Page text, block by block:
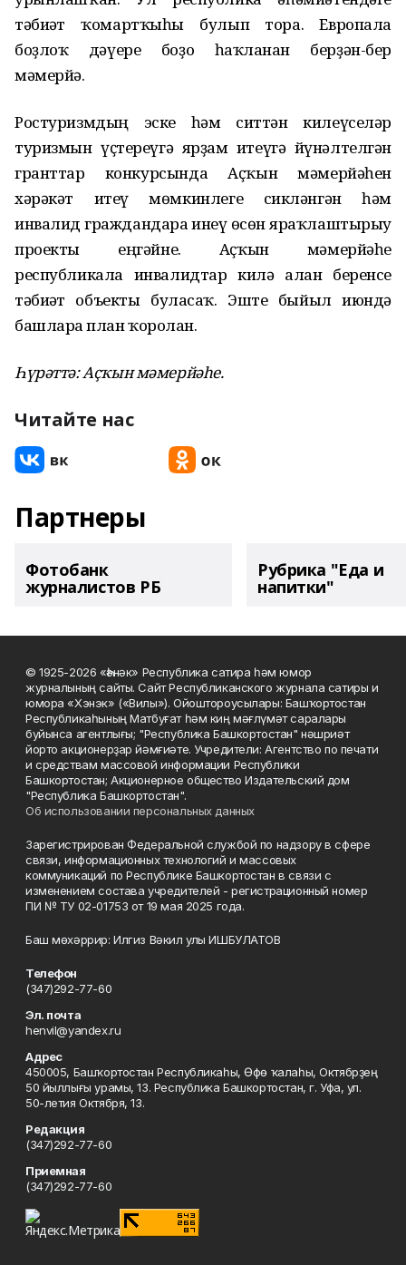
тәбиғәт ҡомартҡыһы булып тора. Европала
боҙлоҡ дәүере боҙо һаҡланған берҙән-бер
мәмерйә.
Ростуризмдың эске һәм ситтән килеүселәр
туризмын үҫтереүгә ярҙам итеүгә йүнәлтелгән
гранттар конкурсында Аҫҡын мәмерйәһен
хәрәкәт итеү мөмкинлеге сикләнгән һәм
инвалид граждандарға инеү өсөн яраҡлаштырыу
проекты еңгәйне. Аҫҡын мәмерйәһе
республикала инвалидтар килә алған беренсе
тәбиғәт объекты буласаҡ. Эште быйыл июндә
башларға план ҡоролған.
Һүрәттә: Аҫҡын мәмерйәһе.
Читайте нас
Партнеры
Фотобанк
журналистов РБ
Рубрика "Еда и
напитки"
© 1925-2026 «Һәнәк» Республика сатира һәм юмор
журналының сайты. Сайт Республиканского журнала сатиры и
юмора «Хэнэк» («Вилы»). Ойоштороусылары: Башҡортостан
Республикаһының Матбуғат һәм киң мәғлүмәт саралары
буйынса агентлығы; "Республика Башкортостан" нәшриәт
йорто акционерҙар йәмғиәте. Учредители: Агентство по печати
и средствам массовой информации Республики
Башкортостан; Акционерное общество Издательский дом
"Республика Башкортостан".
Об использовании персональных данных
Зарегистрирован Федеральной службой по надзору в сфере
связи, информационных технологий и массовых
коммуникаций по Республике Башкортостан в связи с
изменением состава учредителей - регистрационный номер
ПИ № ТУ 02-01753 от 19 мая 2025 года.
Баш мөхәррир: Илгиз Вәкил улы ИШБУЛАТОВ
Телефон
(347)292-77-60
Эл. почта
henvil@yandex.ru
Адрес
450005, Башҡортостан Республикаһы, Өфө ҡалаһы, Октябрҙең
50 йыллығы урамы, 13. Республика Башкортостан, г. Уфа, ул.
50-летия Октября, 13.
Редакция
(347)292-77-60
Приемная
(347)292-77-60